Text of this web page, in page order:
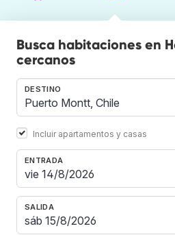
Busca habitaciones en
cercanos
DESTINO
Incluir apartamentos y casas
ENTRADA
SALIDA